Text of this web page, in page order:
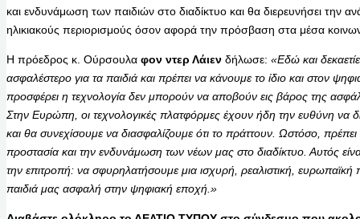
και ενδυνάμωση των παιδιών στο διαδίκτυο και θα διερευνήσει την
ηλικιακούς περιορισμούς όσον αφορά την πρόσβαση στα μέσα
Η πρόεδρος κ. Ούρσουλα φον ντερ Λάιεν δήλωσε: «Εδώ και
ασφαλέστερο για τα παιδιά και πρέπει να κάνουμε το ίδιο και στον
προσφέρει η τεχνολογία δεν μπορούν να αποβούν εις βάρος της
Στην Ευρώπη, οι τεχνολογικές πλατφόρμες έχουν ήδη την ευθύνη να
και θα συνεχίσουμε να διασφαλίζουμε ότι το πράττουν. Ωστόσο,
προστασία και την ενδυνάμωση των νέων μας στο διαδίκτυο. Αυτός
την επιτροπή: να σφυρηλατήσουμε μια ισχυρή, ρεαλιστική, ευρωπαϊκή
παιδιά μας ασφαλή στην ψηφιακή εποχή.»